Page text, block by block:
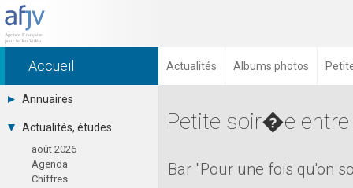
Accueil Actualités Albums photos
Annuaires
Toutes les sociétés (691)
Studios (418)
Editeurs (49)
Distributeurs (16)
Hard. / Accessoires (10)
Actualités, études
août 2026
Agenda
Chiffres
Petite soir�e
Bar "Pour une fois qu'on